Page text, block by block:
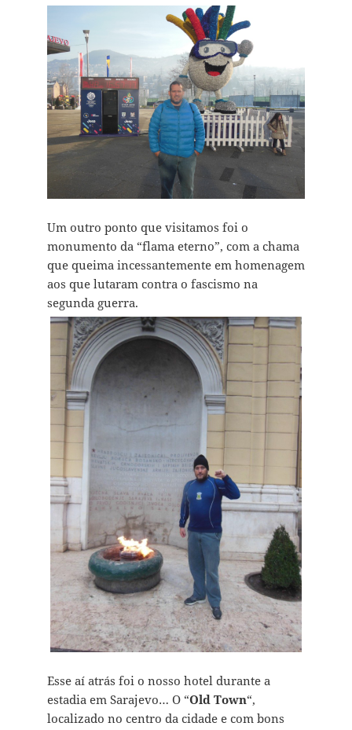
Um outro ponto que visitamos foi o
monumento da “flama eterno”, com a chama
que queima incessantemente em homenagem
aos que lutaram contra o fascismo na
segunda guerra.
Esse aí atrás foi o nosso hotel durante a
estadia em Sarajevo… O “Old Town“,
localizado no centro da cidade e com bons